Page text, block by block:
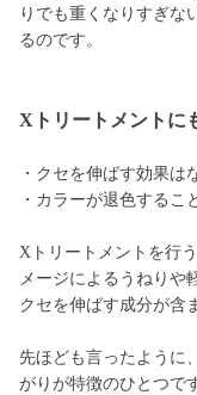
りでも重くなりすぎな
るのです。
Xトリートメントに
・クセを伸ばす効果は
・カラーが退色するこ
Xトリートメントを行
メージによるうねりや
クセを伸ばす成分が含
先ほども言ったように
がりが特徴のひとつで